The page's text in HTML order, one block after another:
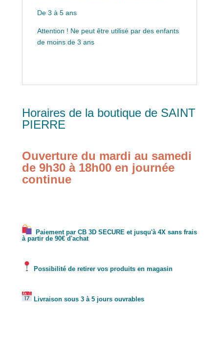
De 3 à 5 ans
Attention ! Ne peut être utilisé par des enfants
de moins de 3 ans
Horaires de la boutique de SAINT
PIERRE
Ouverture du mardi au samedi
de 9h30 à 18h00 en journée
continue
Paiement par CB 3D SECURE et jusqu'à 4X sans frais
à partir de 90€ d'achat
Possibilité de retirer vos produits en magasin
Livraison sous 3 à 5 jours ouvrables